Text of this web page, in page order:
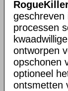
geschreven
processen
ontworpen
opschonen
optioneel
ontsmetten